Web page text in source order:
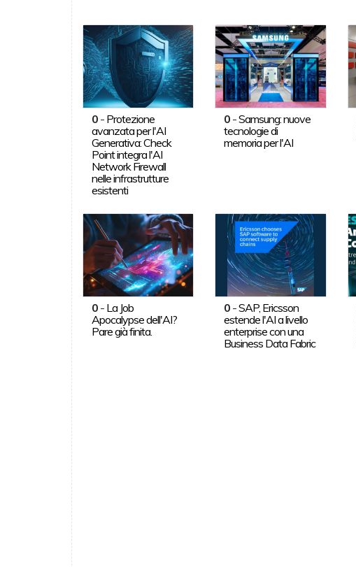
0- Protezione
avanzata per l'AI
Generativa: Check
Point integra l'AI
Network Firewall
nelle infrastrutture
esistenti
0 -Samsung: nuove
tecnologie di
memoria per l'AI
0- La Job
Apocalypse dell'AI?
Pare già finita.
0 -SAP, Ericsson
estende l'AI a livello
enterprise con una
Business Data Fabric